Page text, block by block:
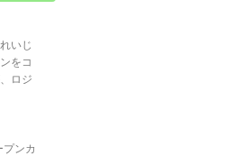
いじ
をコ
ロジ
ンカ